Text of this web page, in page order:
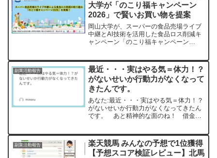
大学が「のこり福キャンペーン
2026」で賢いお買い物を提案
岡山大学が、スーパーの食品売場ライブ
中継とAI技術を活用した食品ロス削減キ
ャンペーン「のこり福キャンペーン
ながら社会貢献もできる、注目の取り組
みをご紹介します。
副業活動報告
最近・・・実はやる気＝体力！？
がないせいか行動力がなくなって
きたんです。
あなた:最近・・・実はやる気＝体力！？
がないせいか行動力がなくなってきたん
です。 あと精神的な面のね！ 借金の
セットして、一から資産形成したいで
す。 リフレッシュしたい...
副業活動報告
楽天競馬 みんなの予想で1位獲得
【予想スコア検証レビュー】北馬